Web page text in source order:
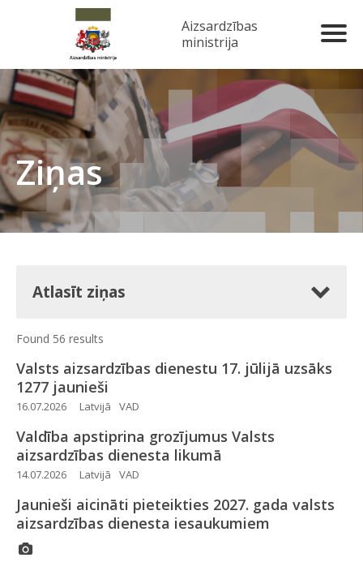
Aizsardzības
ministrija
Ziņas
Atlasīt ziņas
Found 56 results
Valsts aizsardzības dienestu 17. jūlijā uzsāks
1277 jaunieši
16.07.2026 Latvijā VAD
Valdība apstiprina grozījumus Valsts
aizsardzības dienesta likumā
14.07.2026 Latvijā VAD
Jaunieši aicināti pieteikties 2027. gada valsts
aizsardzības dienesta iesaukumiem